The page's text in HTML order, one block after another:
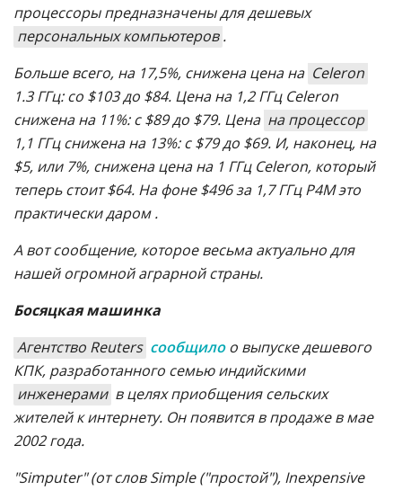
процессоры предназначены для дешевых
персональных компьютеров .
Больше всего, на 17,5%, снижена цена на Celeron
1.3 ГГц: со $103 до $84. Цена на 1,2 ГГц Celeron
снижена на 11%: с $89 до $79. Цена на процессор
1,1 ГГц снижена на 13%: с $79 до $69. И, наконец, на
$5, или 7%, снижена цена на 1 ГГц Celeron, который
теперь стоит $64. На фоне $496 за 1,7 ГГц P4M это
практически даром .
А вот сообщение, которое весьма актуально для
нашей огромной аграрной страны.
Босяцкая машинка
Агентство Reuters сообщилоо выпуске дешевого
КПК, разработанного семью индийскими
инженерами в целях приобщения сельских
жителей к интернету. Он появится в продаже в мае
2002 года.
"Simputer" (от слов Simple ("простой"), Inexpensive